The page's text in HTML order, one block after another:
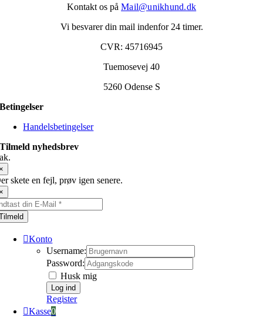
Kontakt os på Mail@unikhund.dk
Vi besvarer din mail indenfor 24 timer.
CVR: 45716945
Tuemosevej 40
5260 Odense S
Betingelser
Handelsbetingelser
Tilmeld nyhedsbrev
skete en fejl, prøv igen senere.
Konto
Username:
Password:
Husk mig
Register
Kasse0